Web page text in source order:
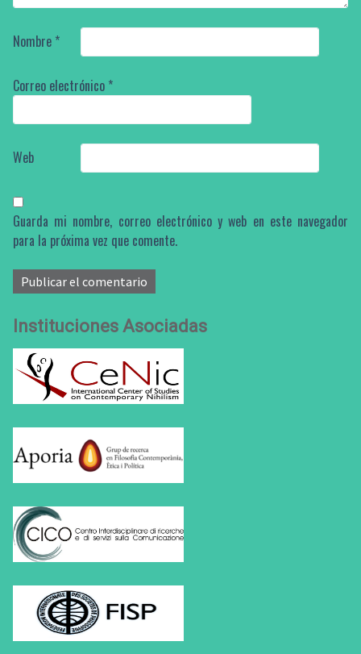
Nombre *
Correo electrónico *
Web
Guarda mi nombre, correo electrónico y web en este navegador
para la próxima vez que comente.
Instituciones Asociadas